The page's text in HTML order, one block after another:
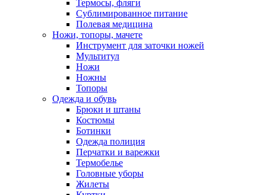
Термосы, фляги
Сублимированное питание
Полевая медицина
Ножи, топоры, мачете
Инструмент для заточки ножей
Мультитул
Ножи
Ножны
Топоры
Одежда и обувь
Брюки и штаны
Костюмы
Ботинки
Одежда полиция
Перчатки и варежки
Термобелье
Головные уборы
Жилеты